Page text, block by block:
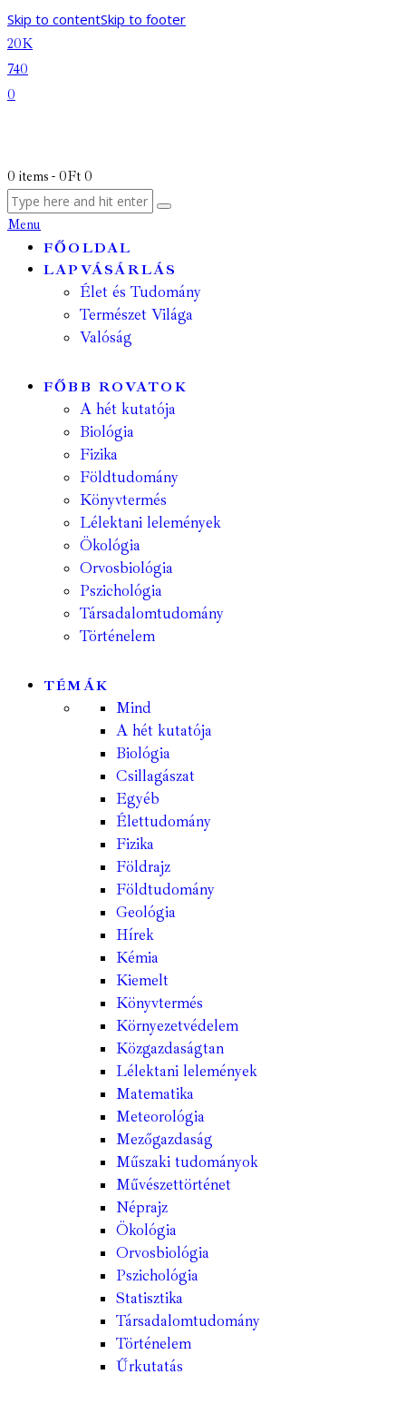
Skip to contentSkip to footer
20K
740
0
0 items - 0Ft 0
Menu
FŐOLDAL
LAPVÁSÁRLÁS
Élet és Tudomány
Természet Világa
Valóság
FŐBB ROVATOK
A hét kutatója
Biológia
Fizika
Földtudomány
Könyvtermés
Lélektani lelemények
Ökológia
Orvosbiológia
Pszichológia
Társadalomtudomány
Történelem
TÉMÁK
Mind
A hét kutatója
Biológia
Csillagászat
Egyéb
Élettudomány
Fizika
Földrajz
Földtudomány
Geológia
Hírek
Kémia
Kiemelt
Könyvtermés
Környezetvédelem
Közgazdaságtan
Lélektani lelemények
Matematika
Meteorológia
Mezőgazdaság
Műszaki tudományok
Művészettörténet
Néprajz
Ökológia
Orvosbiológia
Pszichológia
Statisztika
Társadalomtudomány
Történelem
Űrkutatás